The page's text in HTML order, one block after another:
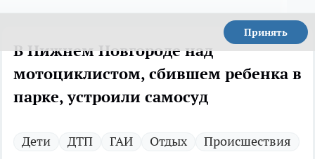
Принять
В Нижнем Новгороде над
мотоциклистом, сбившем ребенка в
парке, устроили самосуд
Дети ДТП ГАИ Отдых Происшествия